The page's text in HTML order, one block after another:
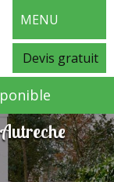
MENU
Devis gratuit